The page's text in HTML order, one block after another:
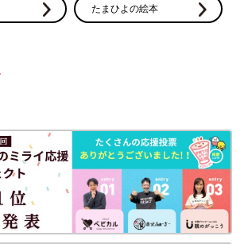
たまひよの絵本